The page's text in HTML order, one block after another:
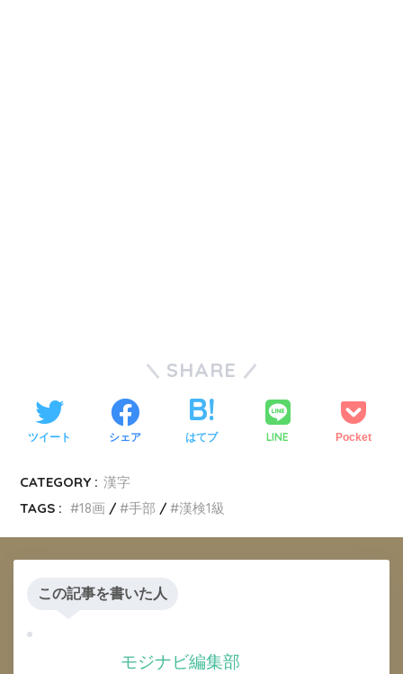
SHARE
ツイート シェア はてブ LINE Pocket
CATEGORY : 漢字
TAGS :
18画 手部 漢検1級
この記事を書いた人
モジナビ編集部